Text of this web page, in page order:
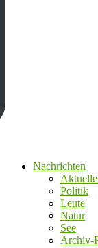
Nachrichten
Politik
Leute
Natur
See
Archiv-